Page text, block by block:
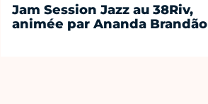
Jam Session Jazz au 38Riv,
animée par Ananda Brandão